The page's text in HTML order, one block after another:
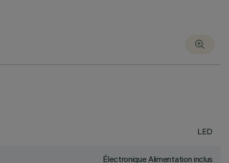
LED
Électronique Alimentation inclus